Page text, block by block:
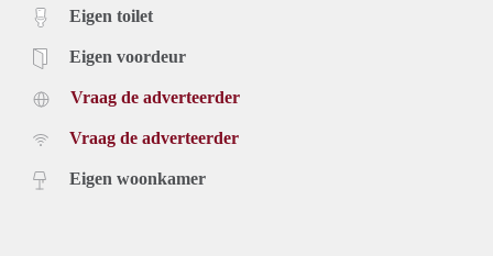
Eigen toilet
Eigen voordeur
Vraag de adverteerder
Vraag de adverteerder
Eigen woonkamer